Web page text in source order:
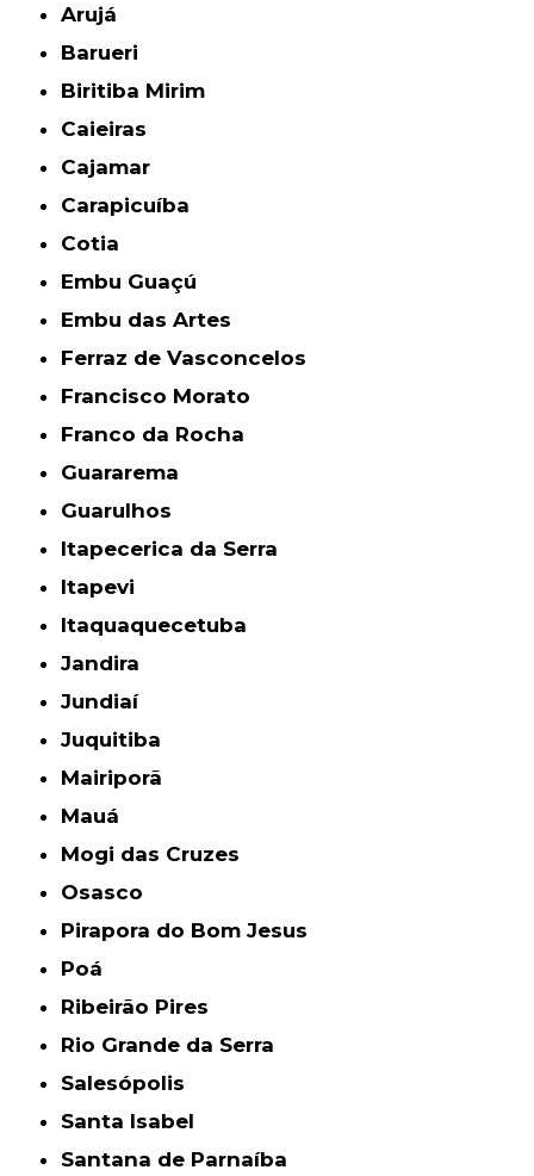
Arujá
Barueri
Biritiba Mirim
Caieiras
Cajamar
Carapicuíba
Cotia
Embu Guaçú
Embu das Artes
Ferraz de Vasconcelos
Francisco Morato
Franco da Rocha
Guararema
Guarulhos
Itapecerica da Serra
Itapevi
Itaquaquecetuba
Jandira
Jundiaí
Juquitiba
Mairiporã
Mauá
Mogi das Cruzes
Osasco
Pirapora do Bom Jesus
Poá
Ribeirão Pires
Rio Grande da Serra
Salesópolis
Santa Isabel
Santana de Parnaíba